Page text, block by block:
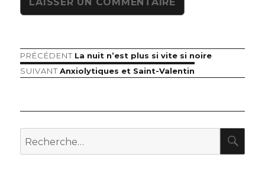
Navigation
l’article
PRÉCÉDENT Article
précédent :
La nuit n’est plus si vite si noire
SUIVANT Article
Anxiolytiques et Saint-Valentin
Recherche
pour